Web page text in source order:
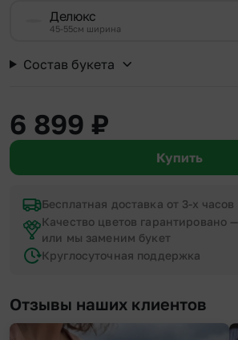
Делюкс
45-55см ширина
Состав букета
6 899 ₽
Купить
Бесплатная доставка от 3-х часов
Качество цветов гарантировано —
или мы заменим букет
Круглосуточная поддержка
Отзывы наших клиентов